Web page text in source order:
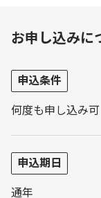
お申し込みに
申込条件
何度も申し込み可
申込期日
通年